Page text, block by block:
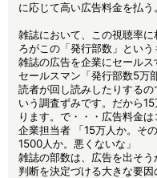
に応じて高い広告料金を払う
雑誌において、この視聴率
ろがこの「発行部数」という
雑誌の広告を企業にセールス
セールスマン「発行部数5万
読者が回し読みしたりする
いう調査ずみです。だから
ります。で・・・広告料金は
企業担当者 「15万人か。そ
1500人か。悪くないな」
雑誌の部数は、広告を出そ
判断を決定づける大きな要因